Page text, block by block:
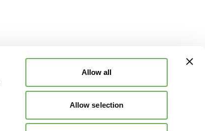
Allow all
Allow selection